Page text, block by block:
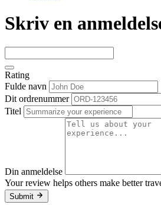
Skriv en
Rating
Fulde navn
Dit ordrenummer
Titel
Din anmeldelse
Your review helps others make better
Submit